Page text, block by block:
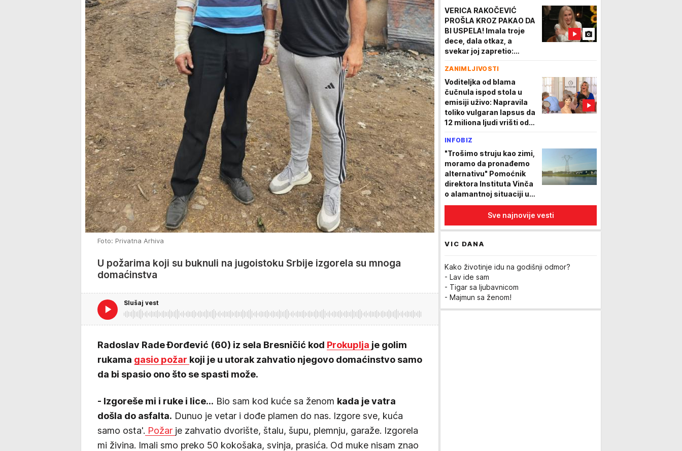
Foto: Privatna Arhiva
U požarima koji su buknuli na jugoistoku Srbije izgorela su mnoga
domaćinstva
Slušaj vest
Radoslav Rade Đorđević (60) iz sela Bresničić kod Prokuplja je golim
rukama gasio požar koji je u utorak zahvatio njegovo domaćinstvo samo
da bi spasio ono što se spasti može.
- Izgoreše mi i ruke i lice... Bio sam kod kuće sa ženom kada je vatra
došla do asfalta. Dunuo je vetar i dođe plamen do nas. Izgore sve, kuća
samo osta'. Požar je zahvatio dvorište, štalu, šupu, plemnju, garaže. Izgorela
mi živina. Imali smo preko 50 kokošaka, svinja, prasića. Od muke nisam znao
VERICA RAKOČEVIĆ
PROŠLA KROZ PAKAO DA
BI USPELA! Imala troje
dece, dala otkaz, a
svekar joj zapretio:
ZANIMLJIVOSTI
Voditeljka od blama
čučnula ispod stola u
emisiji uživo: Napravila
toliko vulgaran lapsus da
12 miliona ljudi vrišti od
INFOBIZ
"Trošimo struju kao zimi,
moramo da pronađemo
alternativu" Pomoćnik
direktora Instituta Vinča
o alamantnoj situaciji u
Srbiji i regionu
Sve najnovije vesti
VIC DANA
Kako životinje idu na godišnji odmor?
- Lav ide sam
- Tigar sa ljubavnicom
- Majmun sa ženom!